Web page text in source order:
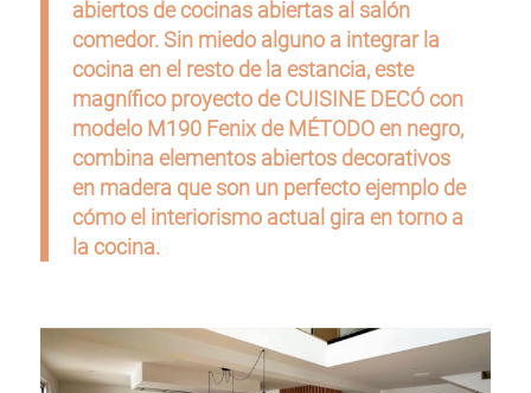
abiertos de cocinas abiertas al salón
comedor. Sin miedo alguno a integrar la
cocina en el resto de la estancia, este
magnífico proyecto de CUISINE DECÓ con
modelo M190 Fenix de MÉTODO en negro,
combina elementos abiertos decorativos
en madera que son un perfecto ejemplo de
cómo el interiorismo actual gira en torno a
la cocina.